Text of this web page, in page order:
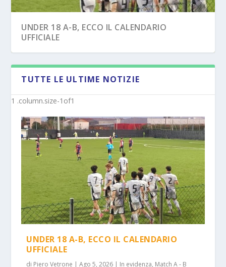
UNDER 18 A-B, ECCO IL CALENDARIO
UFFICIALE
JUVE STABIA U17 – ECCO IL MISTER SOLO DA
UFF...
CASERTANA – I MISTER DEI FALCHETTI
(PRIMAVER...
TUTTE LE ULTIME NOTIZIE
UNDER 18 A-B, ECCO IL CALENDARIO
UFFICIALE
di Piero Vetrone |Ago 5, 2026 | In evidenza, Match A - B